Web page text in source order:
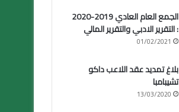
الجمع العام العادي 2019-2020
: التقرير الادبي والتقرير المالي
01/02/2021
بلاغ تمديد عقد اللاعب داكو
تشيبامبا
13/03/2020